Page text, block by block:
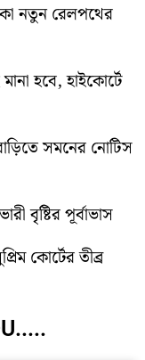
নতুন রেলপথের
হবে, হাইকোর্টে
সমনের নোটিস
বৃষ্টির পূর্বাভাস
কোর্টের তীব্র